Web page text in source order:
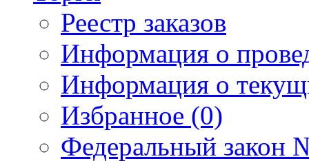
Реестр заказов
Информация о
Информация о
Избранное (0)
Федеральный закон